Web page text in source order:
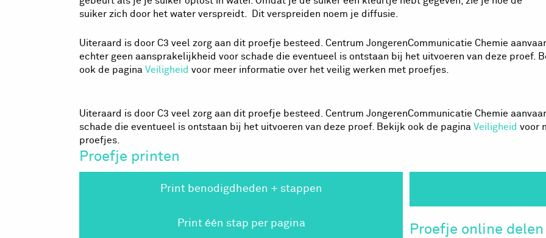
suiker zich door het water verspreidt. Dit verspreiden noem je diffusie.
Uiteraard is door C3 veel zorg aan dit proefje besteed. Centrum JongerenCommunicatie Chemie
echter geen aansprakelijkheid voor schade die eventueel is ontstaan bij het uitvoeren van deze proef.
ook de pagina Veiligheid voor meer informatie over het veilig werken met proefjes.
Uiteraard is door C3 veel zorg aan dit proefje besteed. Centrum JongerenCommunicatie Chemie
schade die eventueel is ontstaan bij het uitvoeren van deze proef. Bekijk ook de pagina Veiligheid voor
proefjes.
Proefje printen
Print benodigdheden + stappen
Print één stap per pagina Proefje online delen